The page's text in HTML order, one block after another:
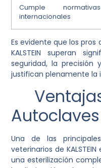
Cumple normativas
internacionales
Es evidente que los
KALSTEIN superan
seguridad, la
justifican plenamente la
Una de las
veterinarios de
una esterilización